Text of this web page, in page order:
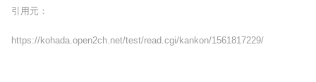
引用元：
https://kohada.open2ch.net/test/read.cgi/kankon/1561817229/